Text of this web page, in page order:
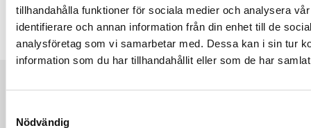
tillhandahålla funktioner för sociala medier och analysera
identifierare och annan information från din enhet till de
analysföretag som vi samarbetar med. Dessa kan i sin tur
information som du har tillhandahållit eller som de har
Nödvändig